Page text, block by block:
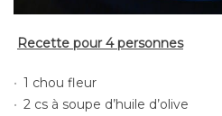
Recette pour 4 personnes
1 chou fleur
2 cs à soupe d’huile d’olive